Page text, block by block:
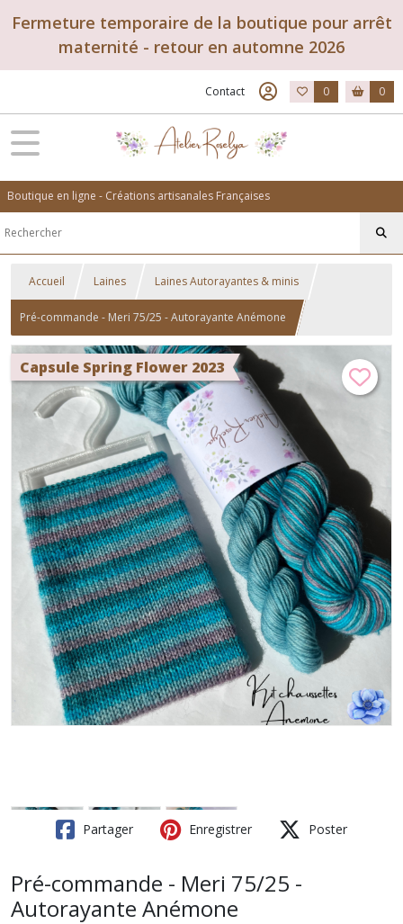
Fermeture temporaire de la boutique pour arrêt
maternité - retour en automne 2026
Contact 0 0
Boutique en ligne - Créations artisanales Françaises
Accueil Laines Laines Autorayantes & minis
Pré-commande - Meri 75/25 - Autorayante Anémone
Capsule Spring Flower 2023
Partager Enregistrer Poster
Pré-commande - Meri 75/25 -
Autorayante Anémone